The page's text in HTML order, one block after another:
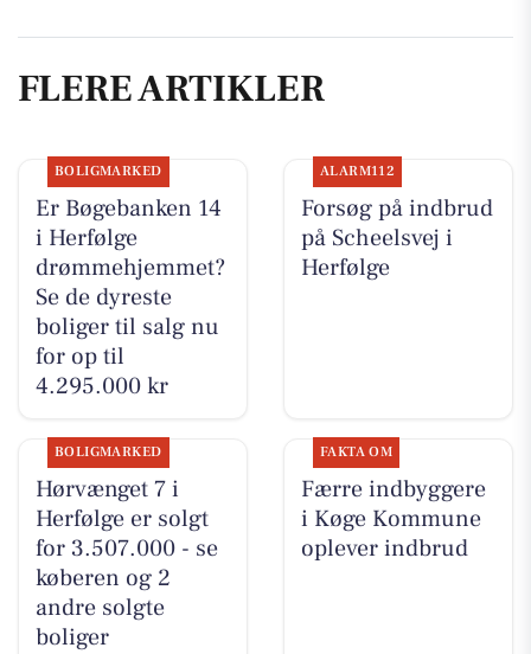
FLERE ARTIKLER
BOLIGMARKED
Er Bøgebanken 14
i Herfølge
drømmehjemmet?
Se de dyreste
boliger til salg nu
for op til
4.295.000 kr
ALARM112
Forsøg på indbrud
på Scheelsvej i
Herfølge
BOLIGMARKED
Hørvænget 7 i
Herfølge er solgt
for 3.507.000 - se
køberen og 2
andre solgte
boliger
FAKTA OM
Færre indbyggere
i Køge Kommune
oplever indbrud